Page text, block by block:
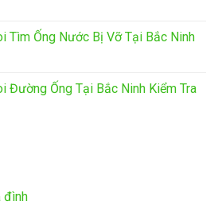
Tìm Ống Nước Bị Vỡ Tại Bắc Ninh
Đường Ống Tại Bắc Ninh Kiểm Tra
đình